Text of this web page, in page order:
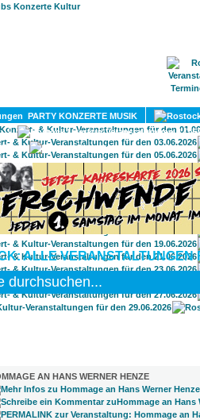
PARTY KONZERTE MUSIK
ALLE VERANSTALTUNGEN
AN HANS WERNER HENZE